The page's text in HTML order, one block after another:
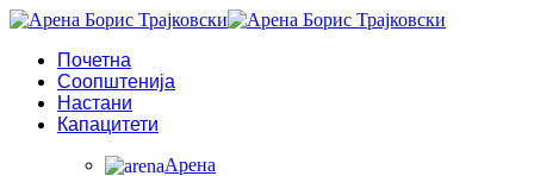
Почетна
Соопштенија
Настани
Капацитети
Арена